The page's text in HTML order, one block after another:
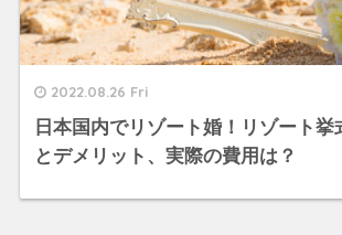
2022.08.26 Fri
日本国内でリゾート婚！リゾート挙
とデメリット、実際の費用は？